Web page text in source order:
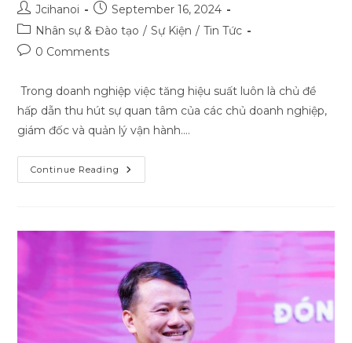
Post
author:
Jcihanoi
Post
published:
September 16, 2024
Post
category:
Nhân sự & Đào tạo / Sự Kiện / Tin Tức
Post0 Comments
Trong doanh nghiệp việc tăng hiệu suất luôn là chủ đề
hấp dẫn thu hút sự quan tâm của các chủ doanh nghiệp,
giám đốc và quản lý vận hành.…
Continue Reading JCI
Connecting
Đề:
“ĐỘT
PHÁ
HIỆU
SUẤT
–
TỐI
ƯU
VẬN
HÀNH”